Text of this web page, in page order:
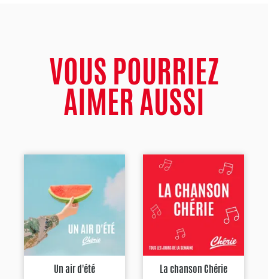
VOUS POURRIEZ
AIMER AUSSI
Un air d'été La chanson Chérie